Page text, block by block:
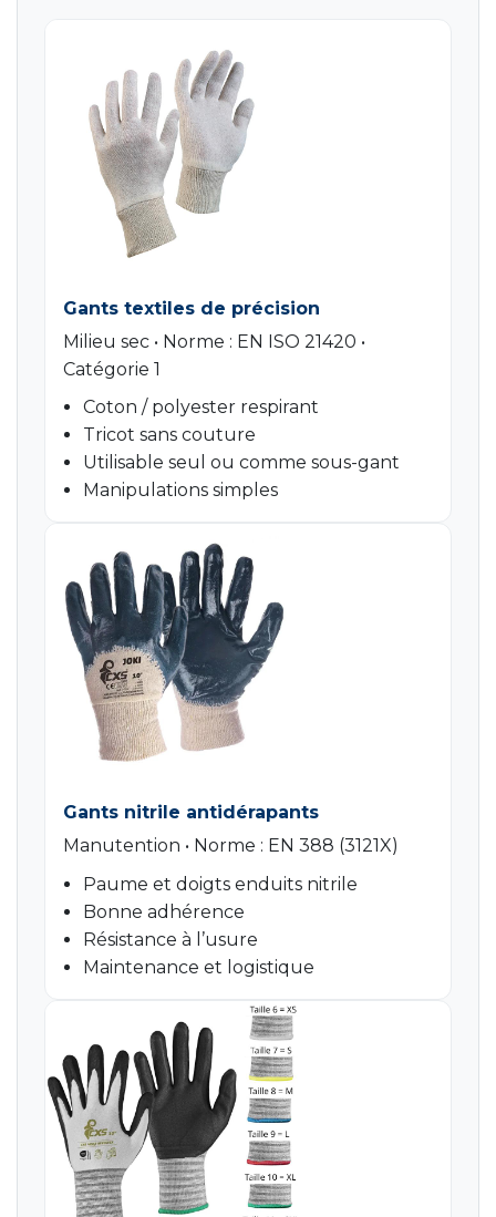
Gants textiles de précision
Milieu sec • Norme : EN ISO 21420 •
Catégorie 1
Coton / polyester respirant
Tricot sans couture
Utilisable seul ou comme sous-gant
Manipulations simples
Gants nitrile antidérapants
Manutention • Norme : EN 388 (3121X)
Paume et doigts enduits nitrile
Bonne adhérence
Résistance à l’usure
Maintenance et logistique